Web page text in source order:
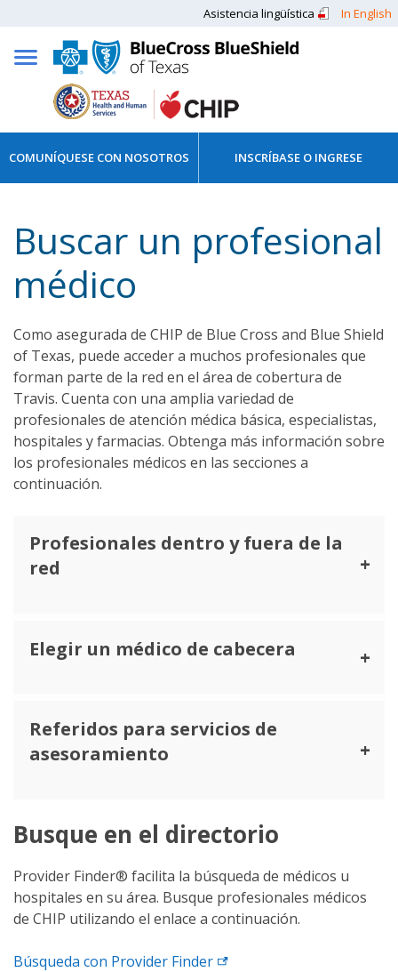
Asistencia lingüística In English
COMUNÍQUESE CON NOSOTROS INSCRÍBASE O INGRESE
Buscar un profesional
médico
Como asegurada de CHIP de Blue Cross and Blue Shield
of Texas, puede acceder a muchos profesionales que
forman parte de la red en el área de cobertura de
Travis. Cuenta con una amplia variedad de
profesionales de atención médica básica, especialistas,
hospitales y farmacias. Obtenga más información sobre
los profesionales médicos en las secciones a
continuación.
Profesionales dentro y fuera de la
red
Elegir un médico de cabecera
Referidos para servicios de
asesoramiento
Busque en el directorio
Provider Finder® facilita la búsqueda de médicos u
hospitales en su área. Busque profesionales médicos
de CHIP utilizando el enlace a continuación.
Búsqueda con Provider Finder